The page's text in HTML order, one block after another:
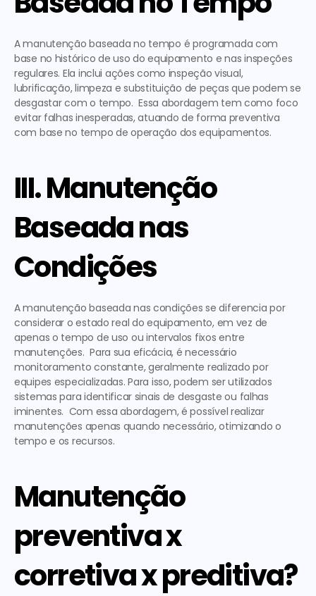
A manutenção baseada no tempo é programada com
base no histórico de uso do equipamento e nas inspeções
regulares. Ela inclui ações como inspeção visual,
lubrificação, limpeza e substituição de peças que podem se
desgastar com o tempo.  Essa abordagem tem como foco
evitar falhas inesperadas, atuando de forma preventiva
com base no tempo de operação dos equipamentos.
III. Manutenção
Baseada nas
Condições
A manutenção baseada nas condições se diferencia por
considerar o estado real do equipamento, em vez de
apenas o tempo de uso ou intervalos fixos entre
manutenções.  Para sua eficácia, é necessário
monitoramento constante, geralmente realizado por
equipes especializadas. Para isso, podem ser utilizados
sistemas para identificar sinais de desgaste ou falhas
iminentes.  Com essa abordagem, é possível realizar
manutenções apenas quando necessário, otimizando o
tempo e os recursos.
Manutenção
preventiva x
corretiva x preditiva?